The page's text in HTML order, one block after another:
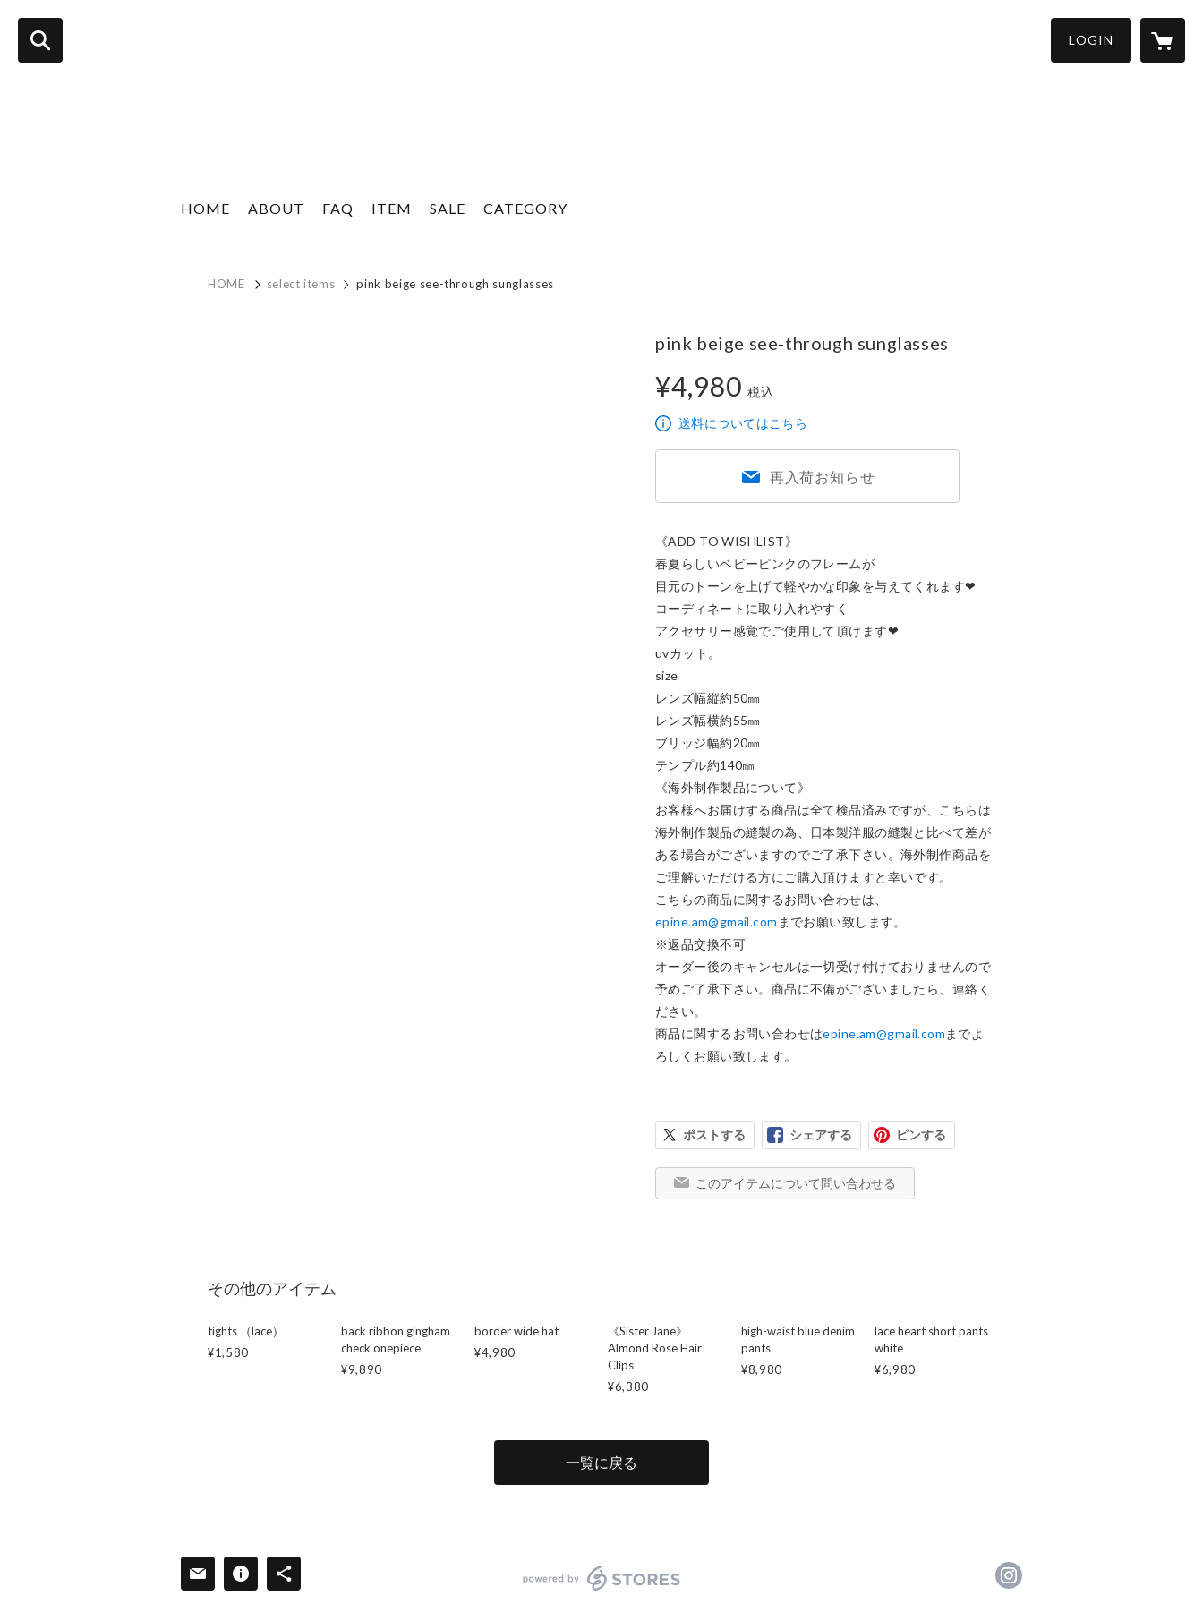
LOGIN
HOME ABOUT FAQ ITEM SALE CATEGORY
HOME select items pink beige see-through sunglasses
pink beige see-through sunglasses
¥4,980税込
4,980円送料についてはこちら
再入荷お知らせ
《ADD TO WISHLIST》
春夏らしいベビーピンクのフレームが
目元のトーンを上げて軽やかな印象を与えてくれます❤︎
コーディネートに取り入れやすく
アクセサリー感覚でご使用して頂けます❤︎
uvカット。
size
レンズ幅縦約50㎜
レンズ幅横約55㎜
ブリッジ幅約20㎜
テンプル約140㎜
《海外制作製品について》
お客様へお届けする商品は全て検品済みですが、こちらは
海外制作製品の縫製の為、日本製洋服の縫製と比べて差が
ある場合がございますのでご了承下さい。海外制作商品を
ご理解いただける方にご購入頂けますと幸いです。
epine.am@gmail.com までお願い致します。
※返品交換不可
オーダー後のキャンセルは一切受け付けておりませんので
予めご了承下さい。商品に不備がございましたら、連絡く
ださい。
商品に関するお問い合わせはepine.am@gmail.com までよ
ポストする シェアする ピンする
このアイテムについて問い合わせる
その他のアイテム
tights （lace）
¥1,580
back ribbon gingham
check onepiece
¥9,890
border wide hat
¥4,980
《Sister Jane》
Almond Rose Hair
Clips
¥6,380
high-waist blue denim
pants
¥8,980
lace heart short pants
white
¥6,980
一覧に戻る